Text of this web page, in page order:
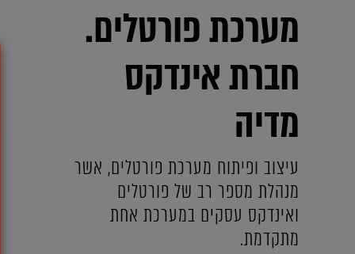
מערכת פורטלים.
חברת אינדקס
מדיה
עיצוב ופיתוח מערכת פורטלים, אשר
מנהלת מספר רב של פורטלים
ואינדקס עסקים במערכת אחת
מתקדמת.